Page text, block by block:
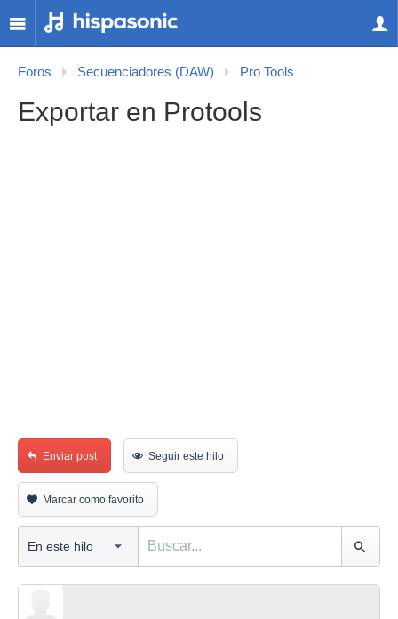
Foros Secuenciadores (DAW) Pro Tools
Exportar en Protools
Enviar post Seguir este hilo
Marcar como favorito